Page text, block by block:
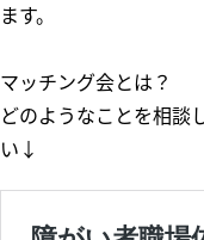
ます。
マッチング会とは？
どのようなことを相談
い↓